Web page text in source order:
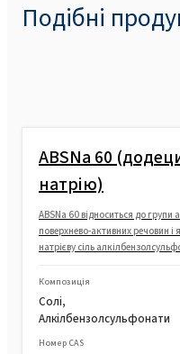
Подібні
ABSNa 60
натрію)
ABSNa 60 відноситься до групи
поверхнево-активних речовин і
натрієву сіль
Композиція
Солі,
Алкілбензолсульфонати
Номер CAS